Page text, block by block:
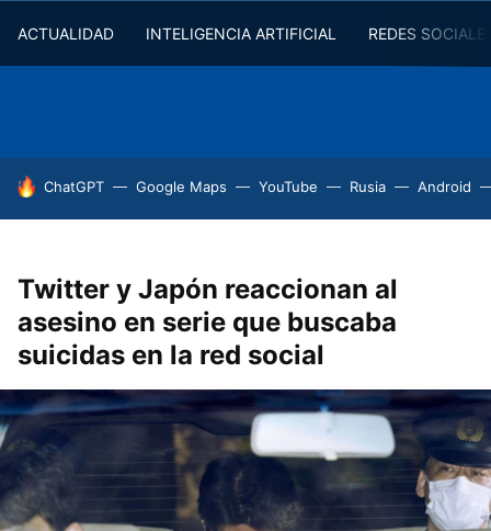
ACTUALIDAD INTELIGENCIA ARTIFICIAL REDES
HOY SE HABLA DE
ChatGPT Google Maps YouTube Rusia Android
Twitter y Japón reaccionan al
asesino en serie que buscaba
suicidas en la red social